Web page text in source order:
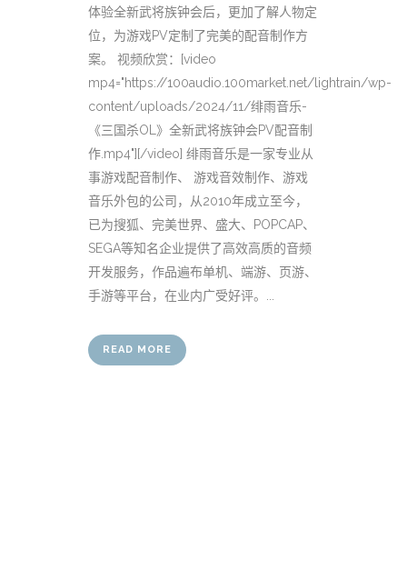
体验全新武将族钟会后，更加了解人物定
位，为游戏PV定制了完美的配音制作方
案。 视频欣赏：[video
mp4="https://100audio.100market.net/lightrain/wp-
content/uploads/2024/11/绯雨音乐-
《三国杀OL》全新武将族钟会PV配音制
作.mp4"][/video] 绯雨音乐是一家专业从
事游戏配音制作、 游戏音效制作、游戏
音乐外包的公司，从2010年成立至今，
已为搜狐、完美世界、盛大、POPCAP、
SEGA等知名企业提供了高效高质的音频
开发服务，作品遍布单机、端游、页游、
手游等平台，在业内广受好评。...
READ MORE